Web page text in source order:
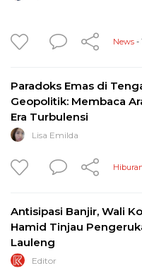
News -
Paradoks Emas di
Geopolitik: Membaca
Era Turbulensi
Lisa Emilda
Antisipasi Banjir, Wali
Hamid Tinjau
Lauleng
Editor